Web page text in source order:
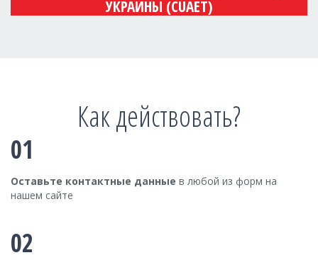
УКРАИНЫ (CUAET)
Как действовать?
01
Оставьте контактные данные в любой из форм на
нашем сайте
02